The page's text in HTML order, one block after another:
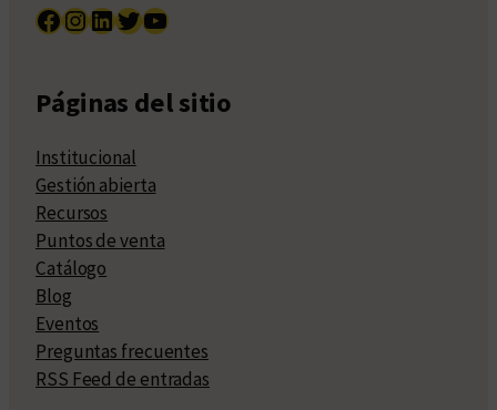
Facebook InstagramLinkedIn Twitter YouTube
Páginas del sitio
Institucional
Gestión abierta
Recursos
Puntos de venta
Catálogo
Blog
Eventos
Preguntas frecuentes
RSS Feed de entradas